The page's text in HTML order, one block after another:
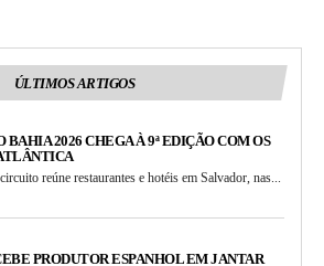
ÚLTIMOS ARTIGOS
2026 CHEGA À 9ª EDIÇÃO COM OS
reúne restaurantes e hotéis em Salvador, nas...
PRODUTOR ESPANHOL EM JANTAR